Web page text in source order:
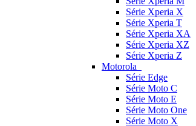
Série Xperia X
Série Xperia T
Série Xperia XA
Série Xperia XZ
Série Xperia Z
Motorola
Série Edge
Série Moto C
Série Moto E
Série Moto One
Série Moto X